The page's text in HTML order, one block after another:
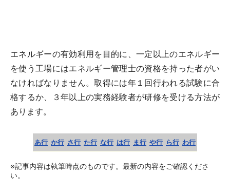
エネルギーの有効利用を目的に、一定以上のエネルギー
を使う工場にはエネルギー管理士の資格を持った者がい
なければなりません。取得には年１回行われる試験に合
格するか、３年以上の実務経験者が研修を受ける方法が
あります。
あ行 か行 さ行 た行 な行 は行 ま行 や行 ら行 わ行
※記事内容は執筆時点のものです。最新の内容をご確認くださ
い。